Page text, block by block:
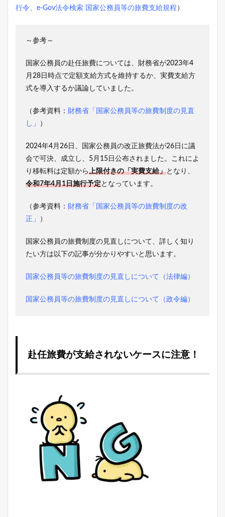
行令、 e-Gov法令検索 国家公務員等の旅費支給規程 ）
～参考～
国家公務員の赴任旅費については、財務省が2023年4
月28日時点で定額支給方式を維持するか、実費支給方
式を導入するか議論していました。
（参考資料： 財務省「国家公務員等の旅費制度の見直
し」
）
2024年4月26日、国家公務員の改正旅費法が26日に議
会で可決、成立し、5月15日公布されました。これによ
り移転料は定額から上限付きの「実費支給」となり、
令和7年4月1日施行予定となっています。
（参考資料： 財務省「国家公務員等の旅費制度の改
正」
）
国家公務員の旅費制度の見直しについて、詳しく知り
たい方は以下の記事が分かりやすいと思います。
国家公務員等の旅費制度の見直しについて（法律編）
国家公務員等の旅費制度の見直しについて（政令編）
赴任旅費が支給されないケースに注意！